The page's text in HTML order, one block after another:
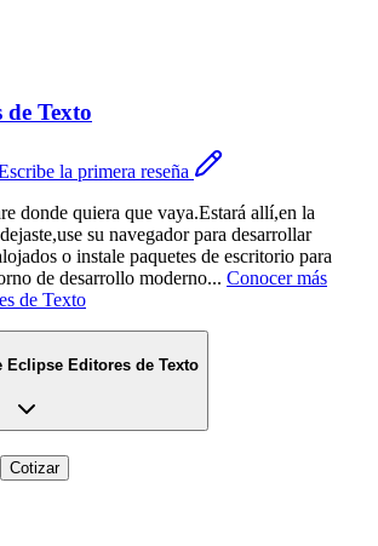
de Texto
la primera reseña
donde quiera que vaya.Estará allí,en la
su navegador para desarrollar
o instale paquetes de escritorio para
de desarrollo moderno... Conocer más
de Texto
Eclipse Editores de Texto
Cotizar